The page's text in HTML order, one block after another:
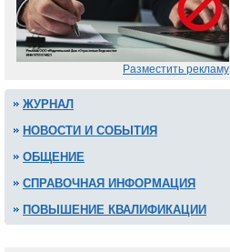
Разместить рекламу
ЖУРНАЛ
НОВОСТИ И СОБЫТИЯ
ОБЩЕНИЕ
СПРАВОЧНАЯ ИНФОРМАЦИЯ
ПОВЫШЕНИЕ КВАЛИФИКАЦИИ